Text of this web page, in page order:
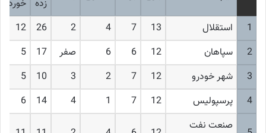
زده
خورده
1
استقلال 13
7
4
2
26
12
2
سپاهان 12
6
6 صفر 17
5
3
شهر خودرو 12
7
2
3
10
5
4
پرسپولیس 12
7
1
4
14
6
صنعت نفت